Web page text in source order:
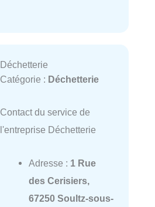
Déchetterie
Catégorie : Déchetterie
Contact du service de
l'entreprise Déchetterie
Adresse : 1 Rue
des Cerisiers,
67250 Soultz-sous-